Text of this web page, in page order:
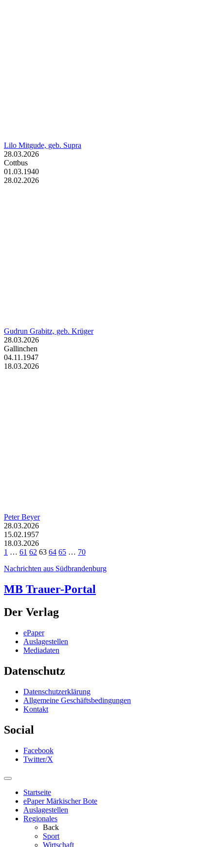
Lilo Mitgude, geb. Supra
28.03.2026
Cottbus
01.03.1940
28.02.2026
Gudrun Grabitz, geb. Krüger
28.03.2026
Gallinchen
04.11.1947
18.03.2026
Peter Beyer
28.03.2026
15.02.1957
18.03.2026
1 … 61 62 63 64 65 … 70
Nachrichten aus Südbrandenburg
MB Trauer-Portal
Der Verlag
ePaper
Auslagestellen
Mediadaten
Datenschutz
Datenschutzerklärung
Allgemeine Geschäftsbedingungen
Kontakt
Social
Facebook
Twitter/X
Startseite
ePaper Märkischer Bote
Auslagestellen
Regionales
Back
Sport
Wirtschaft